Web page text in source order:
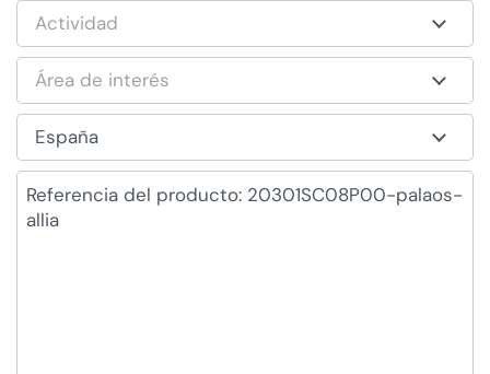
Actividad
Área de interés
España
Mensaje